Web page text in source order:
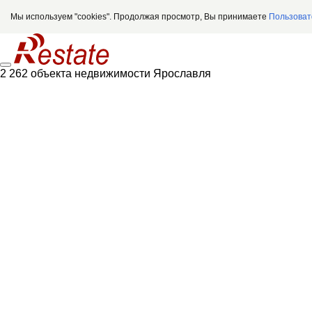
Мы используем "cookies". Продолжая просмотр, Вы принимаете
2 262 объекта недвижимости Ярославля